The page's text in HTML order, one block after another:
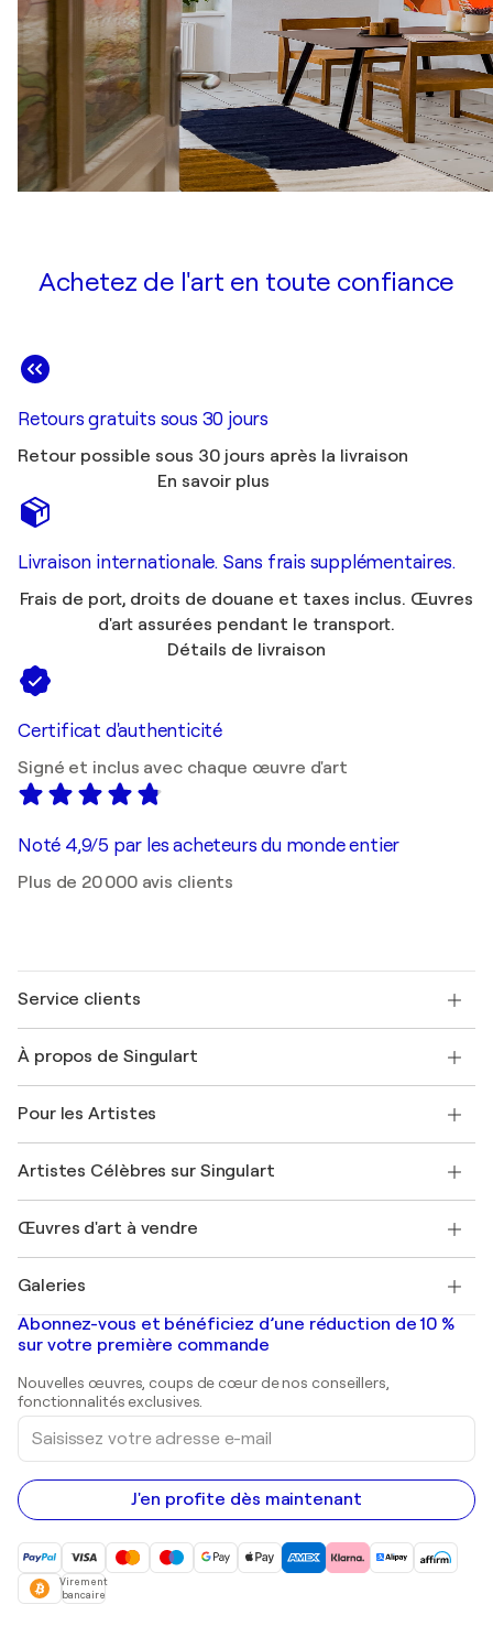
Achetez de l'art en toute confiance
Retours gratuits sous 30 jours
Retour possible sous 30 jours après la livraison
En savoir plus
Livraison internationale. Sans frais supplémentaires.
Frais de port, droits de douane et taxes inclus. Œuvres
d'art assurées pendant le transport.
Détails de livraison
Certificat d'authenticité
Signé et inclus avec chaque œuvre d'art
Noté 4,9/5 par les acheteurs du monde entier
Plus de 20 000 avis clients
Service clients
Expédition
Offrir une carte cadeau
Rejoignez notre programme commercial
Mon compte
+33 1 76 44 06 42
À propos de Singulart
FAQ
Magazine Singulart
Emplois
Découvrez une sélection d'art original
Pour les Artistes
Se connecter en tant qu'Artiste
Artistes Célèbres sur Singulart
Marc Chagall
Banksy
Mr. Brainwash
Shepard Fairey
Œuvres d'art à vendre
Tableaux abstraits à vendre
Peintures de paysage
Estampes
Peintures acryliques
Galeries
Galeries d'art en France
Galeries d'art en Belgique
Abonnez-vous et bénéficiez d’une réduction de 10 %
sur votre première commande
Nouvelles œuvres, coups de cœur de nos conseillers,
fonctionnalités exclusives.
Saisissez
votre
adresse
e-
mail
J'en profite dès maintenant
Virement
bancaire